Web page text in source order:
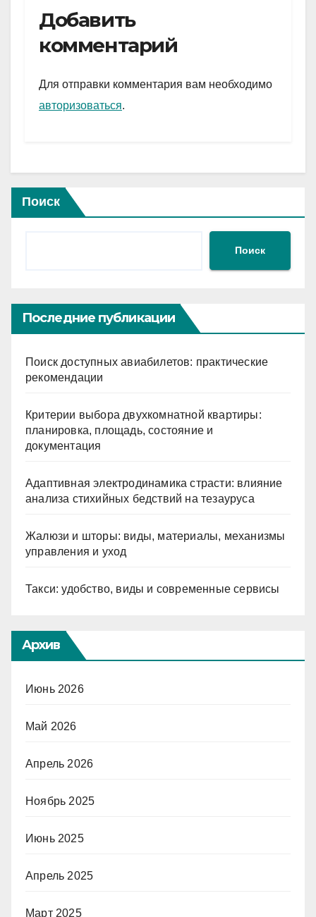
e
gr
a
m
er
s
A
p
и
Добавить
комментарий
Для отправки комментария вам необходимо
авторизоваться.
Поиск
Поиск
Последние публикации
Поиск доступных авиабилетов: практические
рекомендации
Критерии выбора двухкомнатной квартиры:
планировка, площадь, состояние и
документация
Адаптивная электродинамика страсти: влияние
анализа стихийных бедствий на тезауруса
Жалюзи и шторы: виды, материалы, механизмы
управления и уход
Такси: удобство, виды и современные сервисы
Архив
Июнь 2026
Май 2026
Апрель 2026
Ноябрь 2025
Июнь 2025
Апрель 2025
Март 2025